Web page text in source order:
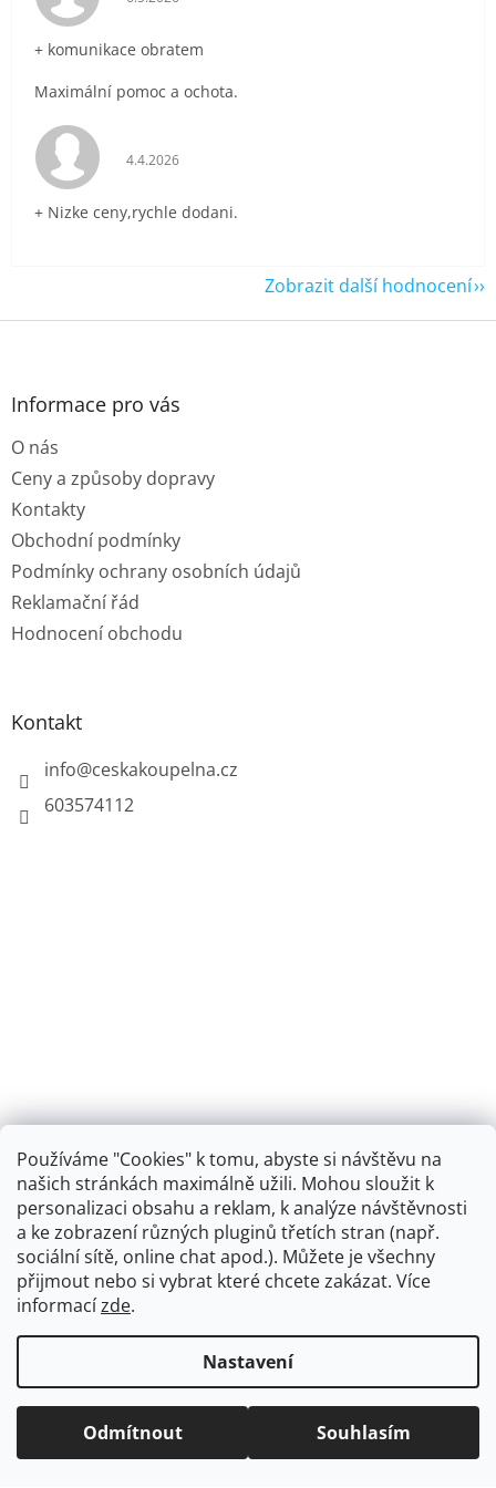
Používáme "Cookies" k tomu, abyste si návštěvu na
našich stránkách maximálně užili. Mohou sloužit k
personalizaci obsahu a reklam, k analýze návštěvnosti
a ke zobrazení různých pluginů třetích stran (např.
sociální sítě, online chat apod.). Můžete je všechny
přijmout nebo si vybrat které chcete zakázat. Více
informacízde.
Nastavení
Odmítnout Souhlasím
+ komunikace obratem
Maximální pomoc a ochota.
Hodnocení obchodu je 5 z 5 hvězdiček.
4.4.2026
+ Nizke ceny,rychle dodani.
Zobrazit další hodnocení
Z
Informace pro vás
O nás
Ceny a způsoby dopravy
Kontakty
Obchodní podmínky
Podmínky ochrany osobních údajů
Reklamační řád
Hodnocení obchodu
Kontakt
info@ceskakoupelna.cz
603574112
Retro koupelna
Vytvořil Shoptet + plnenieshopu.cz
Copyright 2026Dřezová-baterie.cz. Všechna práva